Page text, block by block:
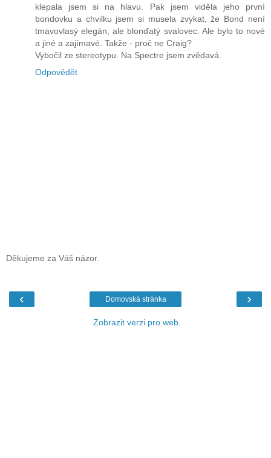
klepala jsem si na hlavu. Pak jsem viděla jeho první
bondovku a chvilku jsem si musela zvykat, že Bond není
tmavovlasý elegán, ale blonďatý svalovec. Ale bylo to nové
a jiné a zajímavé. Takže - proč ne Craig?
Vybočil ze stereotypu. Na Spectre jsem zvědavá.
Odpovědět
Děkujeme za Váš názor.
‹ ›
Domovská stránka
Zobrazit verzi pro web